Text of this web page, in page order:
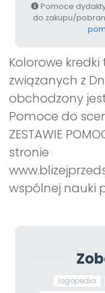
Pomoce
do zakupu/
Kolorowe
związanych z
obchodzony
Pomoce do
ZESTAWIE
stronie
wspólnej nauki
logopedia